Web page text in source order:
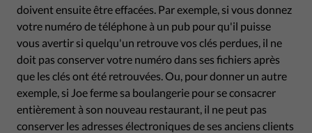
doivent ensuite être effacées. Par exemple, si vous donnez
votre numéro de téléphone à un pub pour qu'il puisse
vous avertir si quelqu'un retrouve vos clés perdues, il ne
doit pas conserver votre numéro dans ses fichiers après
que les clés ont été retrouvées. Ou, pour donner un autre
exemple, si Joe ferme sa boulangerie pour se consacrer
entièrement à son nouveau restaurant, il ne peut pas
conserver les adresses électroniques de ses anciens clients